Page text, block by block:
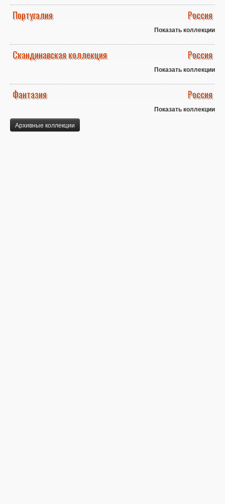
Португалия Россия
Показать коллекции
Скандинавская коллекция Россия
Показать коллекции
Фантазия Россия
Показать коллекции
Архивные коллекции